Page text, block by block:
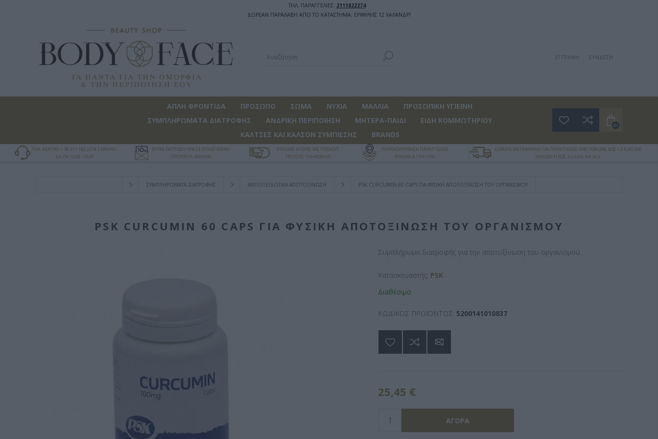
ΤΗΛ. ΠΑΡΑΓΓΕΛΙΕΣ: 2111822274
ΔΩΡΕΑΝ ΠΑΡΑΛΑΒΗ ΑΠΟ ΤΟ ΚΑΤΑΣΤΗΜΑ: ΕΡΙΦΥΛΗΣ 12 ΧΑΛΑΝΔΡΙ
ΕΓΓΡΑΦΉ ΣΎΝΔΕΣΗ
ΑΠΛΗ ΦΡΟΝΤΙΔΑ ΠΡΟΣΩΠΟ ΣΩΜΑ ΝΥΧΙΑ ΜΑΛΛΙΑ
ΠΡΟΣΩΠΙΚΗ ΥΓΙΕΙΝΗ
ΣΥΜΠΛΗΡΩΜΑΤΑ ΔΙΑΤΡΟΦΗΣ
ΑΝΔΡΙΚΗ ΠΕΡΙΠΟΙΗΣΗ ΜΗΤΕΡΑ-ΠΑΙΔΙ
ΕΙΔΗ ΚΟΜΜΩΤΗΡΙΟΥ
ΚΑΛΤΣΕΣ ΚΑΙ ΚΑΛΣΟΝ ΣΥΜΠΙΕΣΗΣ
BRANDS
(0)
ΤΗΛ. ΚΕΝΤΡΟ: + 30 211 182 2274 | ΩΡΑΡΙΟ:
ΔΕ-ΠΑ 10:00 -18:00
EXTRA ΕΚΠΤΩΣΗ 10% ΣΕ ΕΠΙΛΕΓΜΕΝΑ
ΠΡΟΪΟΝΤΑ-BRANDS
ΕΥΚΟΛΕΣ ΑΓΟΡΕΣ ΜΕ ΠΟΛΛΟΥΣ
ΤΡΟΠΟΥΣ ΠΛΗΡΩΜΗΣ!
ΠΑΡΑΚΟΛΟΥΘΗΣΗ ΠΑΡΑΓΓΕΛΙΑΣ
ΕΥΚΟΛΑ & ΓΡΗΓΟΡΑ
ΔΩΡΕΑΝ ΜΕΤΑΦΟΡΙΚΑ ΓΙΑ ΠΑΡΑΓΓΕΛΙΕΣ ΑΝΩ ΤΩΝ 45€, ΕΩΣ 1,5 ΚΙΛΟ ΜΕ
SPEEDEX Ή ΕΩΣ 3,5 ΚΙΛΑ ΜΕ ACS
ΣΥΜΠΛΗΡΩΜΑΤΑ ΔΙΑΤΡΟΦΗΣ ΑΝΤΙΟΞΕΙΔΩΤΙΚΑ-ΑΠΟΤΟΞΙΝΩΣΗ PSK CURCUMIN 60 CAPS ΓΙΑ ΦΥΣΙΚΉ ΑΠΟΤΟΞΊΝΩΣΗ ΤΟΥ ΟΡΓΑΝΙΣΜΟΎ
PSK CURCUMIN 60 CAPS ΓΙΑ ΦΥΣΙΚΉ ΑΠΟΤΟΞΊΝΩΣΗ ΤΟΥ ΟΡΓΑΝΙΣΜΟΎ
Συμπλήρωμα διατροφής για την αποτοξίνωση του οργανισμού.
Κατασκευαστής: PSK
Διαθέσιμο
ΚΩΔΙΚΟΣ ΠΡΟΪΟΝΤΟΣ: 5200141010837
25,45 €